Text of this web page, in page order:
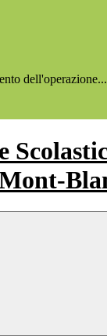
dell'operazione...